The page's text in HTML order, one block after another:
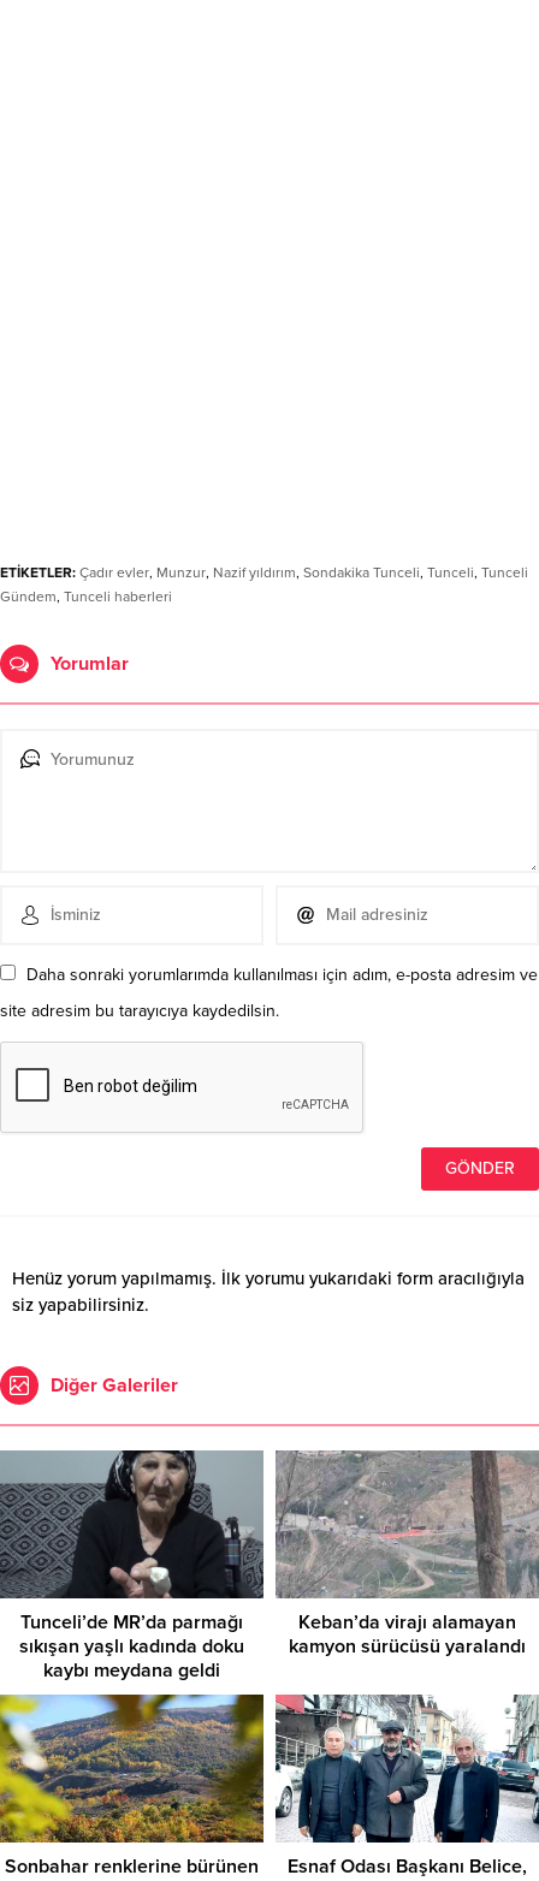
ETİKETLER: Çadır evler, Munzur, Nazif yıldırım, Sondakika Tunceli, Tunceli, Tunceli
Gündem, Tunceli haberleri
Yorumlar
Daha sonraki yorumlarımda kullanılması için adım, e-posta adresim ve
site adresim bu tarayıcıya kaydedilsin.
Henüz yorum yapılmamış. İlk yorumu yukarıdaki form aracılığıyla
siz yapabilirsiniz.
Diğer Galeriler
Tunceli’de MR’da parmağı
sıkışan yaşlı kadında doku
kaybı meydana geldi
Keban’da virajı alamayan
kamyon sürücüsü yaralandı
Sonbahar renklerine bürünen
Esnaf Odası Başkanı Belice,